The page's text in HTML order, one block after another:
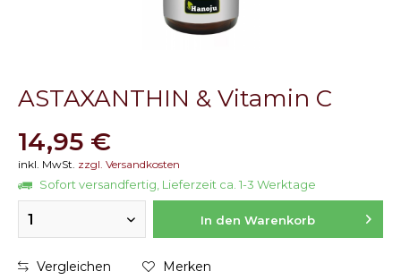
ASTAXANTHIN & Vitamin C
14,95 €
inkl. MwSt. zzgl. Versandkosten
Sofort versandfertig, Lieferzeit ca. 1-3 Werktage
1 In den Warenkorb
Vergleichen Merken